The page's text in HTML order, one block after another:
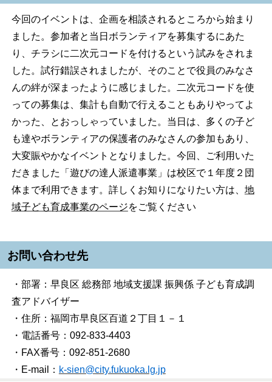
今回のイベントは、企画を相談されるところから始まり
ました。参加者と当日ボランティアを募集するにあた
り、チラシに二次元コードを付けるという試みをされま
した。試行錯誤されましたが、そのことで役員のみなさ
んの絆が深まったように感じました。二次元コードを使
っての募集は、集計も自動で行えることもありやってよ
かった、とおっしゃっていました。当日は、多くの子ど
も達やボランティアの保護者のみなさんの参加もあり、
大変賑やかなイベントとなりました。今回、ご利用いた
だきました「遊びの達人派遣事業」は校区で１年度２団
体まで利用できます。詳しくお知りになりたい方は、 地
域子ども育成事業のページをご覧ください
お問い合わせ先
・部署：早良区 総務部 地域支援課 振興係 子ども育成調
査アドバイザー
・住所：福岡市早良区百道２丁目１－１
・電話番号：092-833-4403
・FAX番号：092-851-2680
・E-mail： k-sien@city.fukuoka.lg.jp